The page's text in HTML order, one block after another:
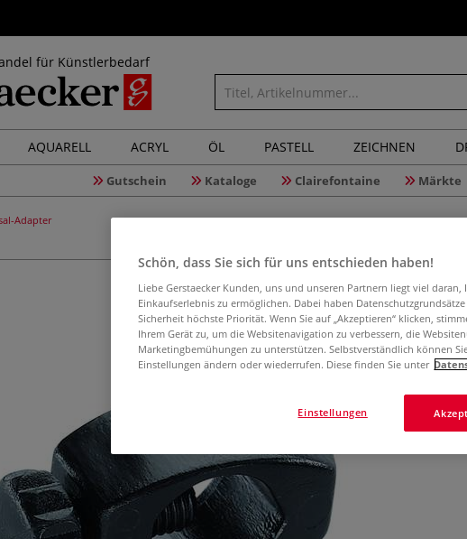
für Künstlerbedarf
AQUARELL ACRYL ÖL PASTELL ZEICHNEN
Gutschein Kataloge Clairefontaine Märkte
Adapter
Schön, dass Sie sich für uns entschieden haben!
Liebe Gerstaecker Kunden, uns und unseren Partnern liegt viel
Einkaufserlebnis zu ermöglichen. Dabei haben
Sicherheit höchste Priorität. Wenn Sie auf „Akzeptieren“ klicken,
Ihrem Gerät zu, um die Websitenavigation zu verbessern, die
Marketingbemühungen zu unterstützen. Selbstverständlich können
Einstellungen ändern oder wiederrufen. Diese finden Sie unter
Einstellungen